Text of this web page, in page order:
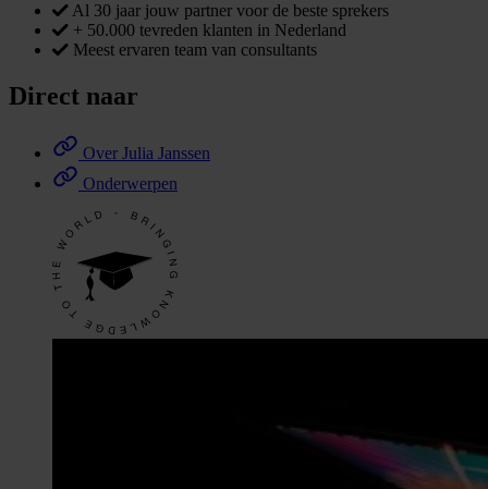
Al 30 jaar jouw partner voor de beste sprekers
+ 50.000 tevreden klanten in Nederland
Meest ervaren team van consultants
Direct naar
Over Julia Janssen
Onderwerpen